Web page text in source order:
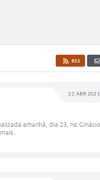
RSS
22 ABR
amanhã, dia 23, no